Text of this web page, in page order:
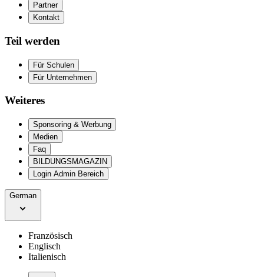
Partner
Kontakt
Teil werden
Für Schulen
Für Unternehmen
Weiteres
Sponsoring & Werbung
Medien
Faq
BILDUNGSMAGAZIN
Login Admin Bereich
German
Französisch
Englisch
Italienisch